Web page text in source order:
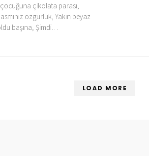
çikolata parası,
özgürlük, Yakın beyaz
başına, Şimdi…
LOAD MORE